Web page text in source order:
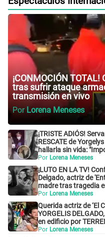
¡CONMOCIÓN
tras sufrir ataque
transmisión en vivo
Por Lorena Meneses
¡TRISTE ADIÓS!
RESCATE de
hallarla sin vida:
Por Lorena Meneses
¡LUTO EN LA TV!
Delgado, actriz de
madre tras tragedia
Por Lorena Meneses
Querida actriz de ‘El
YORGELIS
en edificio por
Por Lorena Meneses